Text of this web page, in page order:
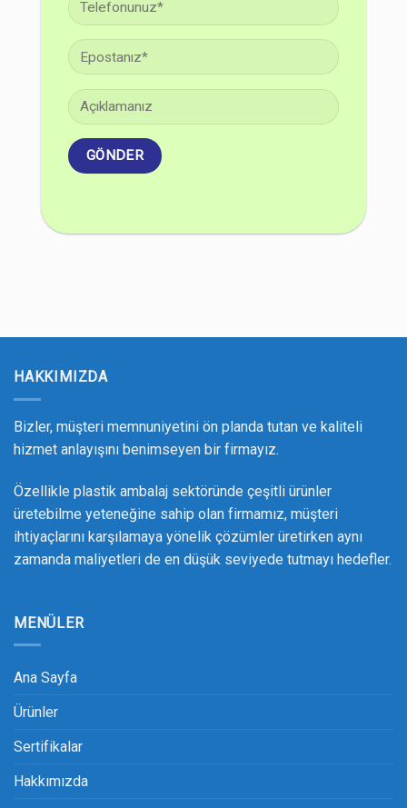
HAKKIMIZDA
Bizler, müşteri memnuniyetini ön planda tutan ve kaliteli
hizmet anlayışını benimseyen bir firmayız.
Özellikle plastik ambalaj sektöründe çeşitli ürünler
üretebilme yeteneğine sahip olan firmamız, müşteri
ihtiyaçlarını karşılamaya yönelik çözümler üretirken aynı
zamanda maliyetleri de en düşük seviyede tutmayı hedefler.
MENÜLER
Ana Sayfa
Ürünler
Sertifikalar
Hakkımızda